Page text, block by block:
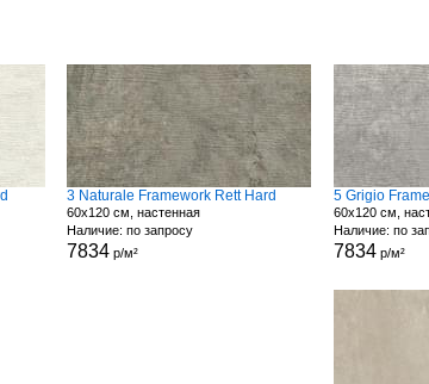
3 Naturale Framework Rett Hard
60x120 см, настенная
Наличие: по запросу
7834 р/м²
5 Grigio
60x120 см,
Наличие: по
7834р/м²